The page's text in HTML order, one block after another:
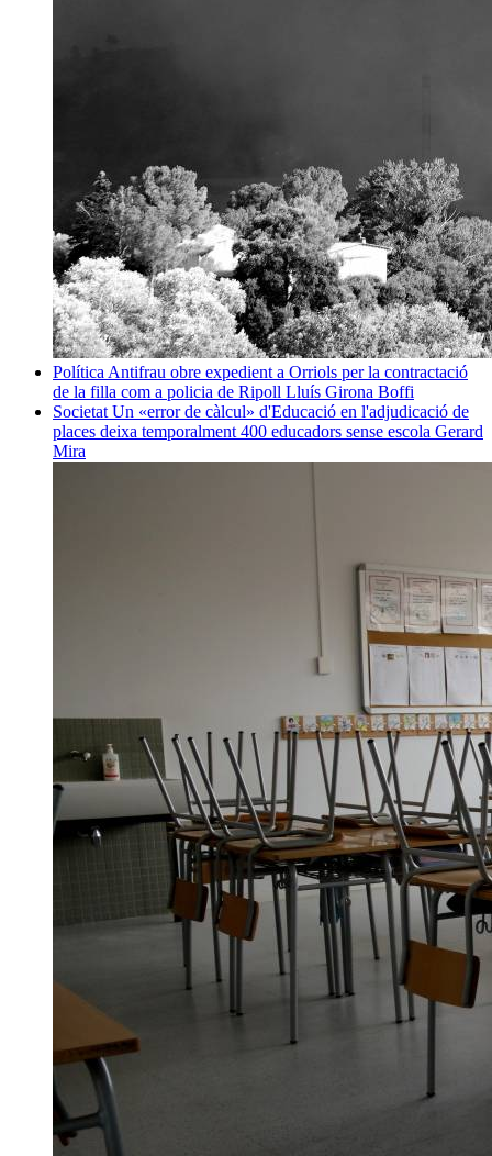
Política Antifrau obre expedient a Orriols per la contractació
de la filla com a policia de Ripoll Lluís Girona Boffi
Societat Un «error de càlcul» d'Educació en l'adjudicació de
places deixa temporalment 400 educadors sense escola Gerard
Mira